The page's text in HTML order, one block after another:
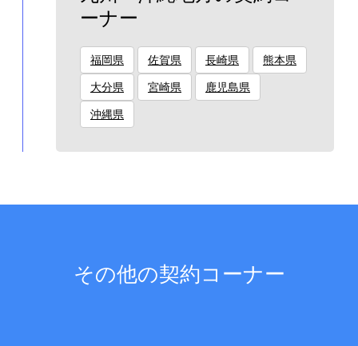
ーナー
福岡県 佐賀県 長崎県 熊本県
大分県 宮崎県 鹿児島県
沖縄県
その他の契約コーナー